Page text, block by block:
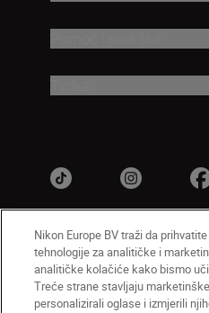
HR Nikon Sites
Obratite nam se
Uvjeti upotrebe
Nikon Europe BV traži da
tehnologije za analitičke i
analitičke kolačiće kako bismo
Treće strane stavljaju
personalizirali oglase i izmjerili